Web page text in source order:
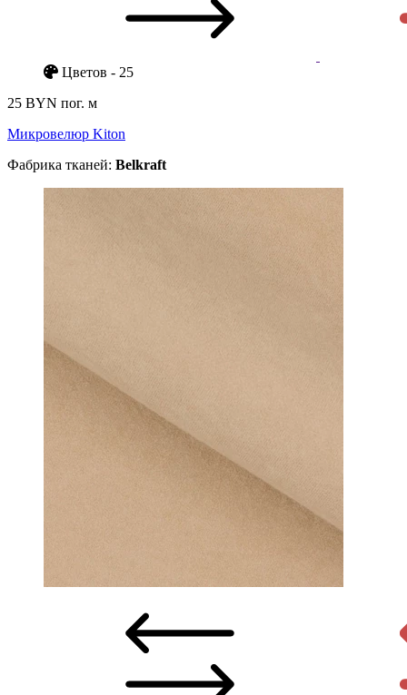
Цветов - 25
25 BYN пог. м
Микровелюр Kiton
Фабрика тканей: Belkraft